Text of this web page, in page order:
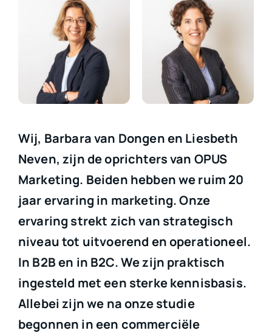
Wij, Barbara van Dongen en Liesbeth
Neven, zijn de oprichters van OPUS
Marketing. Beiden hebben we ruim 20
jaar ervaring in marketing. Onze
ervaring strekt zich van strategisch
niveau tot uitvoerend en operationeel.
In B2B en in B2C. We zijn praktisch
ingesteld met een sterke kennisbasis.
Allebei zijn we na onze studie
begonnen in een commerciële